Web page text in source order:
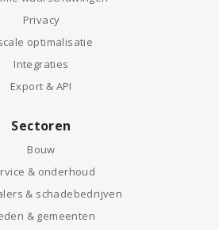
Privacy
optimalisatie
Integraties
Export & API
Sectoren
Bouw
& onderhoud
& schadebedrijven
& gemeenten